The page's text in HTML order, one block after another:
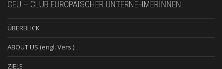
CEU – CLUB EUROPÄISCHER UNTERNEHMERINNEN
ÜBERBLICK
ABOUT US (engl. Vers.)
ZIELE